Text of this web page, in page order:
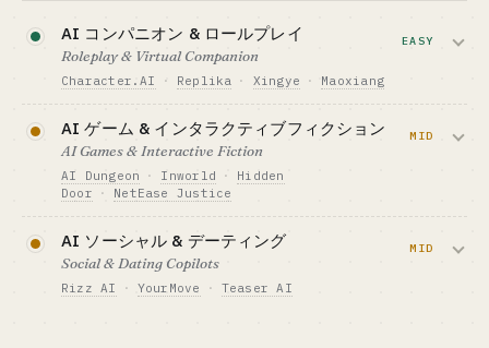
垂直分野が向いています
詳しく読む →
ベンチマーク · BENCHMARK
Mindtrip · Layla · Trip.com TripGenie
向いている人 · BEST FIT
旅行ニッチに強い業界経験者
必要資金の目安 · CAPITAL
$400K-4M + ライセンス
GTM · 売り方
ベンチマーク · BENCHMARK
DoNotPay · Cleo · Du Xiaoman
向いている人 · BEST FIT
業界経験者と VC を確保した創業者の組み合
AI コンパニオン & ロールプレイ
Roleplay & Virtual Companion
Character.AI · Replika · Xingye · Maoxiang
バブルは弾けています（2025 後半から
DAU は大幅に減少）が、上位プレイヤー
は黒字を維持しており、WeChat のロン
グテールにはまだ機会があります。
$15-70K
GTM · 売り方
サブスク + ガチャ + アプリ内課金
EASY
AI ゲーム & インタラクティブフィクション
AI Games & Interactive Fiction
AI Dungeon · Inworld ·
Hidden
Door
· NetEase Justice
ィーの余地は残っています。インタラクテ
ィブフィクションと AI 生成の組み合わせ
なら 1〜3 人でも作れます。
MID
AI ソーシャル & デーティング
Social & Dating Copilots
Rizz AI · YourMove · Teaser AI
MID